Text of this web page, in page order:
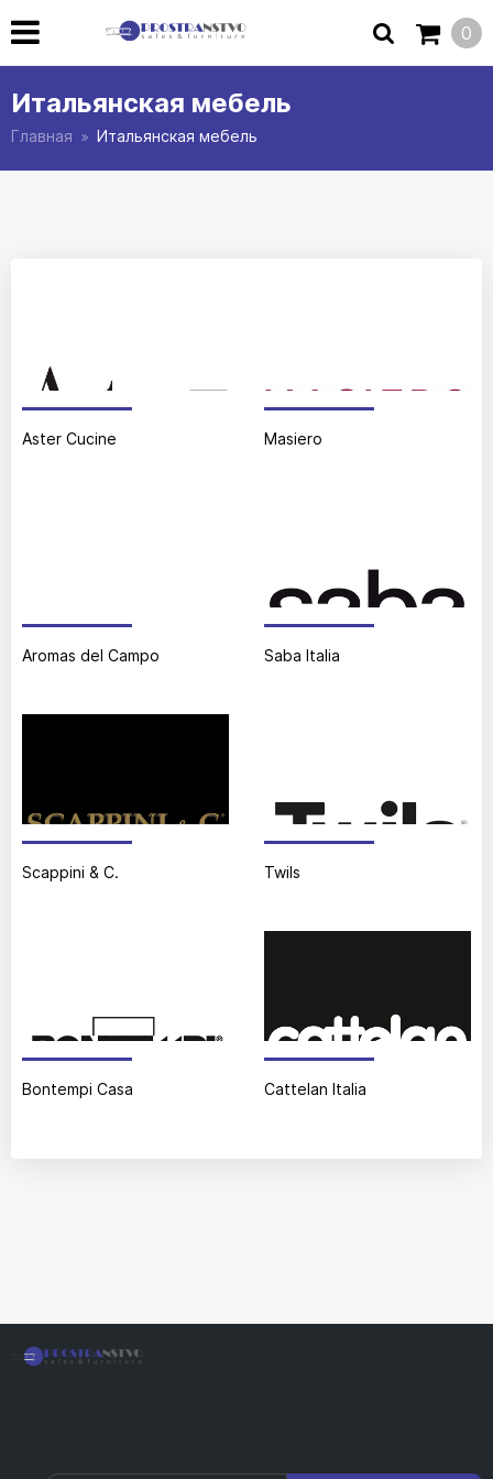
0
Итальянская мебель
Главная Итальянская мебель
Aster Cucine Masiero
Aromas del Campo Saba Italia
Scappini & C. Twils
Bontempi Casa Cattelan Italia